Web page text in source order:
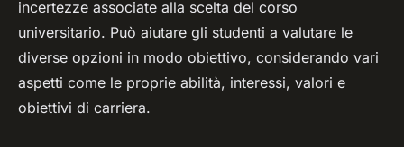
incertezze associate alla scelta del corso
universitario. Può aiutare gli studenti a valutare le
diverse opzioni in modo obiettivo, considerando vari
aspetti come le proprie abilità, interessi, valori e
obiettivi di carriera.